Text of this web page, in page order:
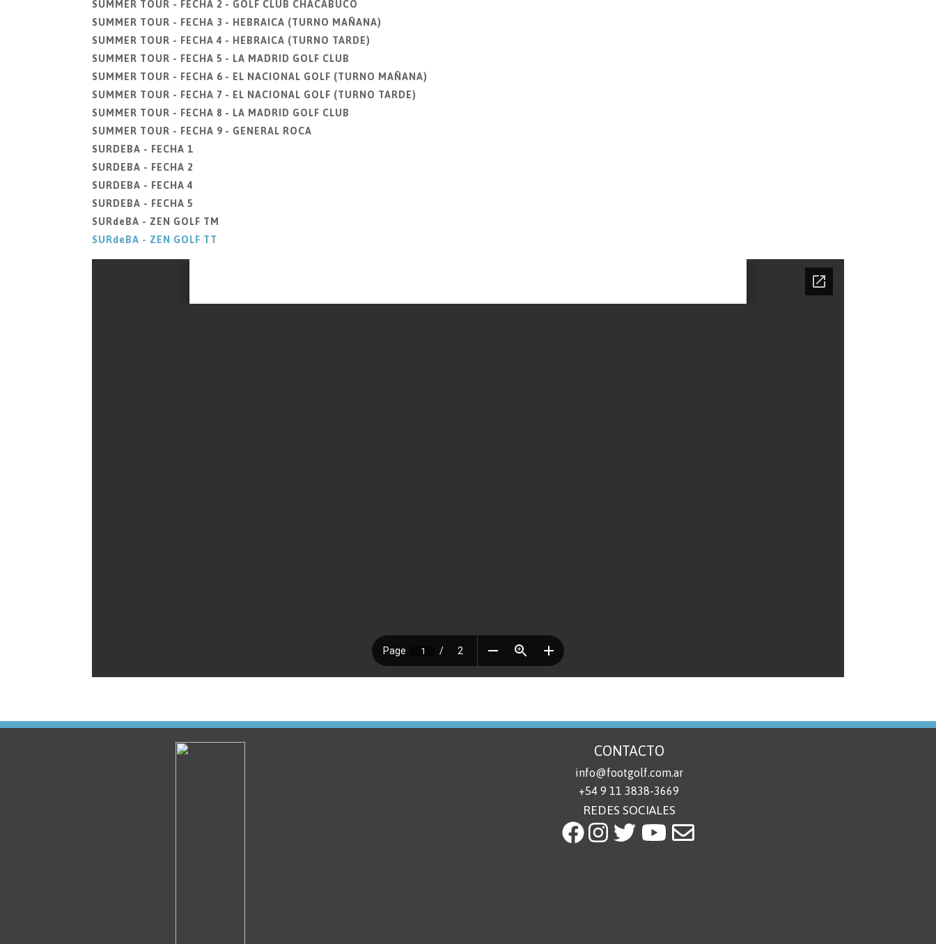
SUMMER TOUR - FECHA 2 - GOLF CLUB CHACABUCO
SUMMER TOUR - FECHA 3 - HEBRAICA (TURNO MAÑANA)
SUMMER TOUR - FECHA 4 - HEBRAICA (TURNO TARDE)
SUMMER TOUR - FECHA 5 - LA MADRID GOLF CLUB
SUMMER TOUR - FECHA 6 - EL NACIONAL GOLF (TURNO MAÑANA)
SUMMER TOUR - FECHA 7 - EL NACIONAL GOLF (TURNO TARDE)
SUMMER TOUR - FECHA 8 - LA MADRID GOLF CLUB
SUMMER TOUR - FECHA 9 - GENERAL ROCA
SURDEBA - FECHA 1
SURDEBA - FECHA 2
SURDEBA - FECHA 4
SURDEBA - FECHA 5
SURdeBA - ZEN GOLF TM
SURdeBA - ZEN GOLF TT
CONTACTO
info@footgolf.com.ar
+54 9 11 3838-3669
REDES SOCIALES